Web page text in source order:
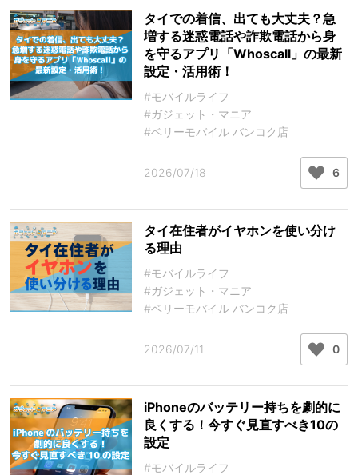
タイでの着信、出ても大丈夫？急
増する迷惑電話や詐欺電話から身
を守るアプリ「Whoscall」の最新
設定・活用術！
#モバイルライフ
#ガジェット・マニア
#ベリーモバイル バンコク店
2026/07/18 6
タイ在住者がイヤホンを使い分け
る理由
#モバイルライフ
#ガジェット・マニア
#ベリーモバイル バンコク店
2026/07/11 0
iPhoneのバッテリー持ちを劇的に
良くする！今すぐ見直すべき10の
設定
#モバイルライフ